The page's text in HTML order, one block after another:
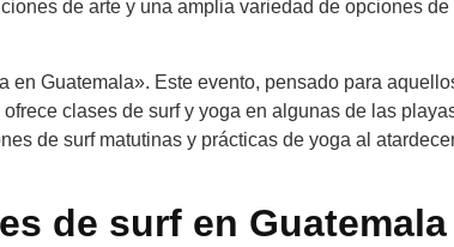
de arte y una amplia variedad de opciones de
en Guatemala». Este evento, pensado para
clases de surf y yoga en algunas de las
de surf matutinas y prácticas de yoga al
de surf en Guatemala